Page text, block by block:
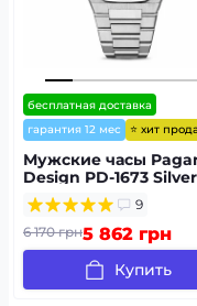
бесплатная доставка
гарантия 12 мес
⭐ хит
Мужские часы
Design PD-1673
Blue
9
6 170 грн5 862 грн
Купить